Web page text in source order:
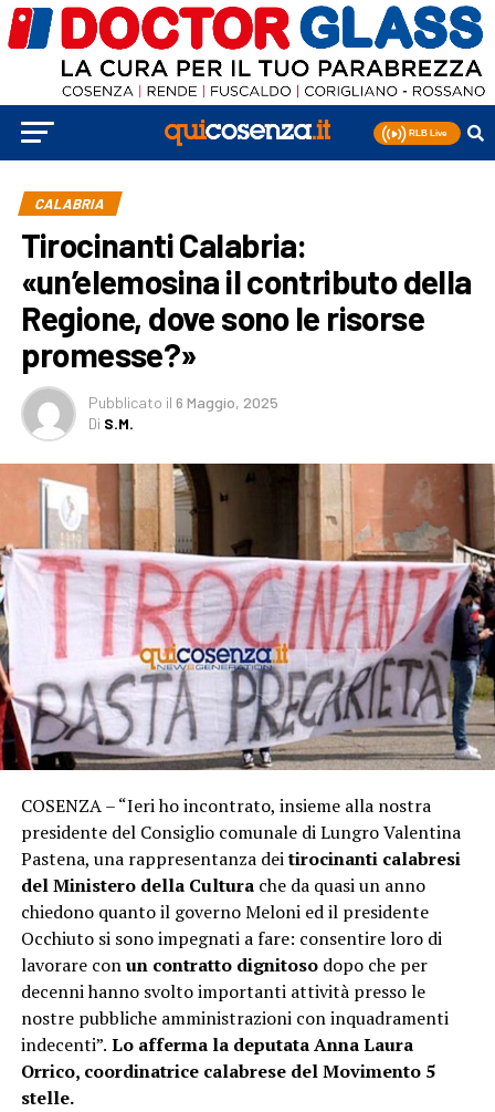
CALABRIA
Tirocinanti Calabria:
«un’elemosina il contributo della
Regione, dove sono le risorse
promesse?»
Pubblicato il 6 Maggio, 2025
Di S.M.
COSENZA – “Ieri ho incontrato, insieme alla nostra
presidente del Consiglio comunale di Lungro Valentina
Pastena, una rappresentanza deitirocinanti calabresi
del Ministero della Culturache da quasi un anno
chiedono quanto il governo Meloni ed il presidente
Occhiuto si sono impegnati a fare: consentire loro di
lavorare conun contratto dignitosodopo che per
decenni hanno svolto importanti attività presso le
nostre pubbliche amministrazioni con inquadramenti
indecenti”. Lo afferma la deputata Anna Laura
Orrico, coordinatrice calabrese del Movimento 5
stelle.